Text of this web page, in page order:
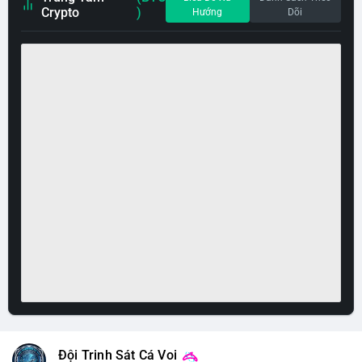
Crypto
)
Hướng
Dõi
Đội Trinh Sát Cá Voi